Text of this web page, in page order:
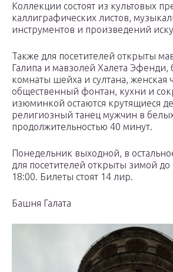
Коллекции состоят из культовых
каллиграфических листов,
инструментов и произведений
Также для посетителей открыты
Галипа и мавзолей Халета Эфенди,
комнаты шейха и султана, женская
общественный фонтан, кухни и
изюминкой остаются крутящиеся
религиозный танец мужчин в
продолжительностью 40 минут.
Понедельник выходной, в
для посетителей открыты зимой до
18:00. Билеты стоят 14 лир.
Башня Галата